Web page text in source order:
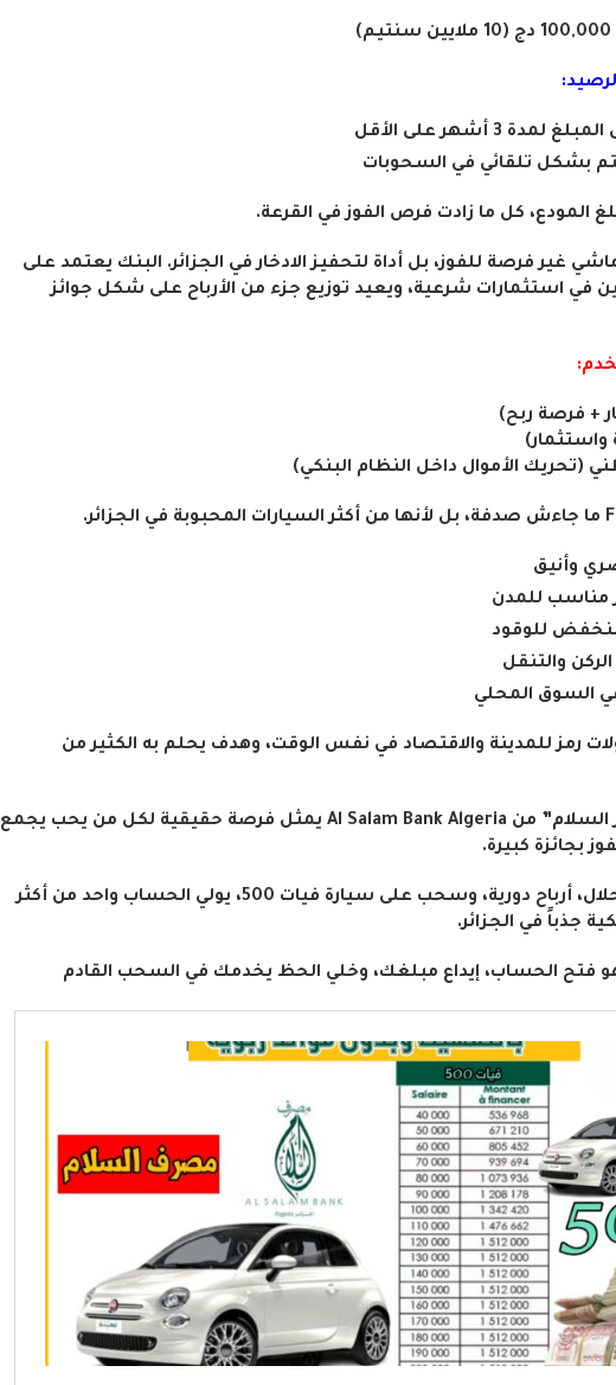
3 أشهر على الأقل
بشكل تلقائي في السحوبات
المودع، كل ما زادت فرص الفوز في القرعة.
غير فرصة للفوز، بل أداة لتحفيز الادخار في الجزائر. البنك يعتمد على
في استثمارات شرعية، ويعيد توزيع جزء من الأرباح على شكل جوائز
+ فرصة ربح)
واستثمار)
(تحريك الأموال داخل النظام البنكي)
وأنيق
للمدن
للوقود
والتنقل
السوق المحلي
رمز للمدينة والاقتصاد في نفس الوقت، وهدف يحلم به الكثير من
حساب “جوائز السلام” من Al Salam Bank Algeria يمثل فرصة حقيقية لكل من يحب يجمع
بجائزة كبيرة.
بين استثمار حلال، أرباح دورية، وسحب على سيارة فيات 500، يولي الحساب واحد من أكثر
جذباً في الجزائر.
فتح الحساب، إيداع مبلغك، وخلي الحظ يخدمك في السحب القادم